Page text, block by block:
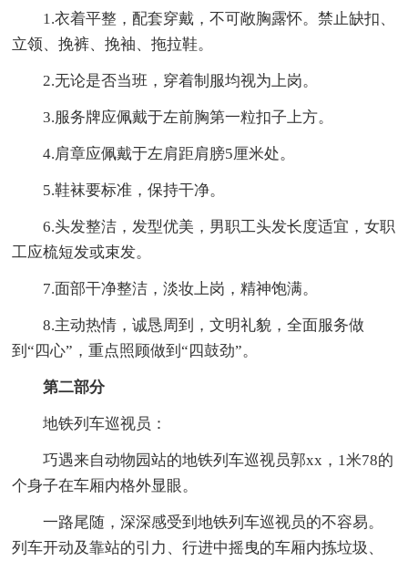
1.衣着平整，配套穿戴，不可敞胸露怀。禁止缺扣、
立领、挽裤、挽袖、拖拉鞋。
2.无论是否当班，穿着制服均视为上岗。
3.服务牌应佩戴于左前胸第一粒扣子上方。
4.肩章应佩戴于左肩距肩膀5厘米处。
5.鞋袜要标准，保持干净。
6.头发整洁，发型优美，男职工头发长度适宜，女职
工应梳短发或束发。
7.面部干净整洁，淡妆上岗，精神饱满。
8.主动热情，诚恳周到，文明礼貌，全面服务做
到“四心”，重点照顾做到“四鼓劲”。
第二部分
地铁列车巡视员：
巧遇来自动物园站的地铁列车巡视员郭xx，1米78的
个身子在车厢内格外显眼。
一路尾随，深深感受到地铁列车巡视员的不容易。
列车开动及靠站的引力、行进中摇曳的车厢内拣垃圾、